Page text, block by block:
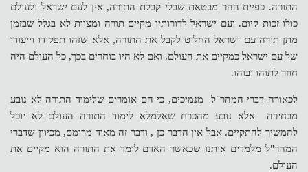
התורה. כפיית ההר מבטאת שבלי קבלת התורה, אין לעם ישראל ולעולם
כולו זכות קיום. ועם ישראל לדורותיו מקיים תורה ומצוות לא בגלל שבזמן
מתן תורה עם ישראל החליט לקבל את התורה, אלא שזהו תפקידו וייעודו
של עם ישראל כמקיים את העולם. ואם לא היו בוחרים בכך, כל העולם היה
חוזר לתוהו ובוהו.
לכאורה דברי המהר"ל מנמיכים, כי הם אומרים שלימוד התורה לא נובע
מבחירה אלא נובע מהכרח שאלמלא לימוד התורה העולם לא יוכל
להמשיך להתקיים. אבל אין הדבר כן , ודבר זה מאוד מרומם, מכיוון שדברי
המהר"ל מלמדים אותנו שכאשר האדם לומד את התורה הוא מקיים את
העולם.